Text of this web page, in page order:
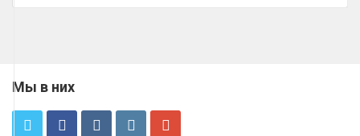
Мы в них